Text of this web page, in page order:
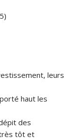
leurs
haut les
des
tôt et